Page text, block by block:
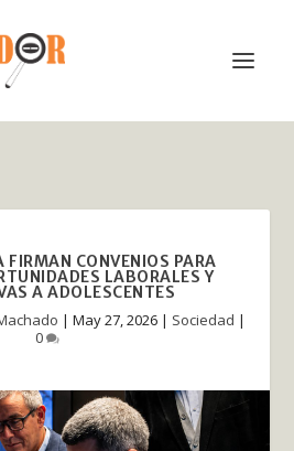
FIRMAN CONVENIOS PARA
LABORALES Y
A ADOLESCENTES
| May 27, 2026 | Sociedad |
0